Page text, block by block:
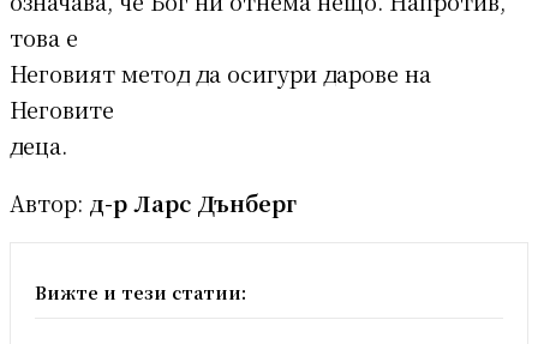
това е
Неговият метод да осигури дарове на
Неговите
деца.
Автор: д-р Ларс Дънберг
Вижте и тези статии: